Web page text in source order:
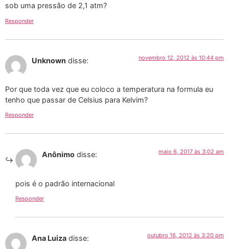
sob uma pressão de 2,1 atm?
Responder
Unknown disse: novembro 12, 2012 às 10:44 pm
Por que toda vez que eu coloco a temperatura na formula eu
tenho que passar de Celsius para Kelvim?
Responder
Anônimo disse: maio 6, 2017 às 3:02 am
pois é o padrão internacional
Responder
Ana Luiza disse: outubro 16, 2012 às 3:20 pm